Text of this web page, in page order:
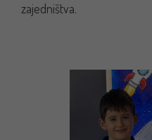
zajedništva.